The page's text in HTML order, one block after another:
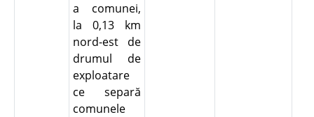
a comunei,
la 0,13 km
nord-est de
drumul de
exploatare
ce separă
comunele